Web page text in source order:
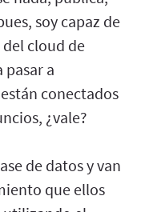
soy capaz de
cloud de
pasar a
conectados
¿vale?
de datos y van
que ellos